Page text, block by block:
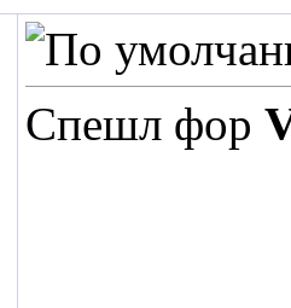
Спешл фор